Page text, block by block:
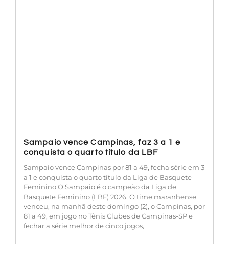
Sampaio vence Campinas, faz 3 a 1 e
conquista o quarto título da LBF
Sampaio vence Campinas por 81 a 49, fecha série em 3
a 1 e conquista o quarto título da Liga de Basquete
Feminino O Sampaio é o campeão da Liga de
Basquete Feminino (LBF) 2026. O time maranhense
venceu, na manhã deste domingo (2), o Campinas, por
81 a 49, em jogo no Tênis Clubes de Campinas-SP e
fechar a série melhor de cinco jogos,